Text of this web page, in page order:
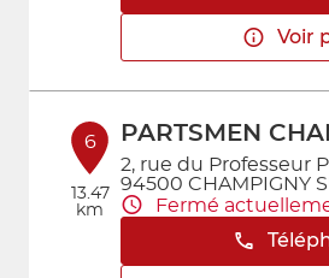
Voir
6
13.47
km
PARTSMEN
2, rue du Professeur
94500 CHAMPIGNY
Fermé